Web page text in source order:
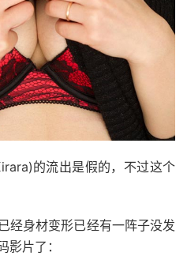
的流出是假的，不过这个
经身材变形已经有一阵子没发
影片了：